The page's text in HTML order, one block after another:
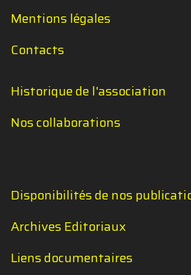
Mentions légales
Contacts
Historique de l'association
Nos collaborations
Disponibilités de nos
Archives Editoriaux
Liens documentaires